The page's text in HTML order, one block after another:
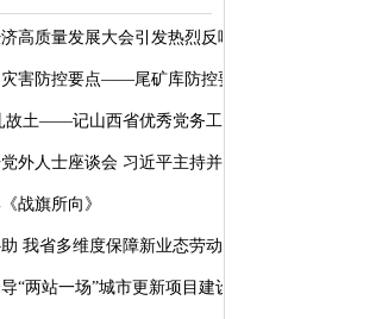
高质量发展大会引发热烈反响
害防控要点——尾矿库防控要点
故土——记山西省优秀党务工作...
外人士座谈会 习近平主持并发...
战旗所向》
我省多维度保障新业态劳动者...
“两站一场”城市更新项目建设